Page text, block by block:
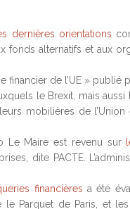
dernières orientations
fonds alternatifs et aux
financier de l’UE » publié
le Brexit, mais aussi
mobilières de l’Union
Le Maire est revenu sur
dite PACTE.
financières a été
Parquet de Paris, et